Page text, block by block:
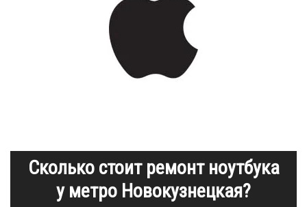
Сколько стоит ремонт ноутбука
у метро Новокузнецкая?